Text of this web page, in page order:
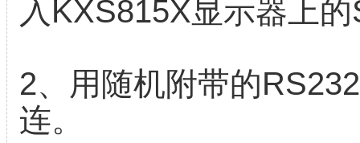
入KXS815X显示器上
2、用随机附带的
连。